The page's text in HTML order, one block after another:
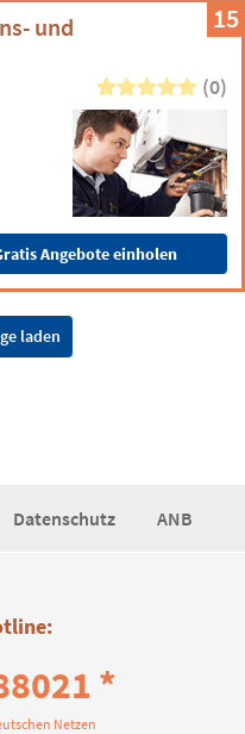
15
und
(0)
Angebote einholen
laden
Datenschutz ANB
*
Netzen